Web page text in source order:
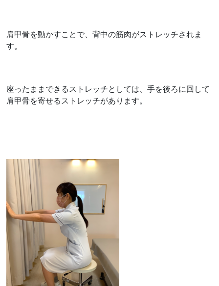
肩甲骨を動かすことで、背中の筋肉がストレッチされま
す。
座ったままできるストレッチとしては、手を後ろに回して
肩甲骨を寄せるストレッチがあります。